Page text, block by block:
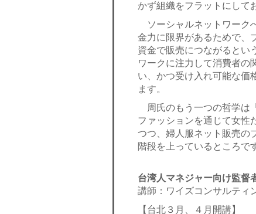
かず組織をフラットにして
ソーシャルネットワーク
金力に限界があるためで、
資金で販売につながるとい
ワークに注力して消費者の
い、かつ受け入れ可能な価
ます。
周氏のもう一つの哲学は
ファッションを通じて女性
つつ、婦人服ネット販売の
階段を上っているところで
台湾人マネジャー向け監督
講師：ワイズコンサルテ
【台北３月、４月開講】